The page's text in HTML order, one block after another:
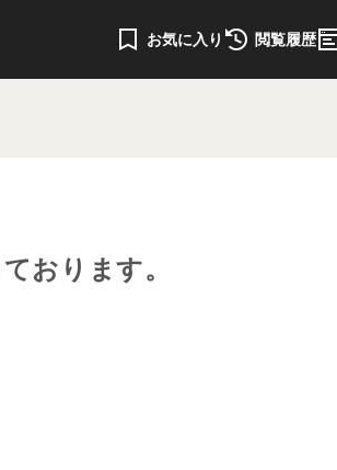
お気に入り 閲覧履歴
おります。